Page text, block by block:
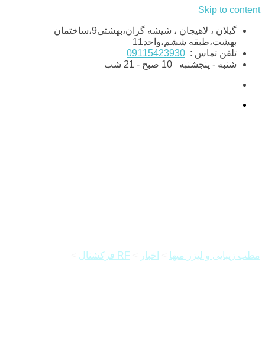
Skip to content
گیلان ، لاهیجان ، شیشه گران،بهشتی9،ساختمان
بهشت،طبقه ششم،واحد11
تلفن تماس : 09115423930
شنبه - پنجشنبه
مطب زیبایی و لیزر میها اخبار RF فرکشنال